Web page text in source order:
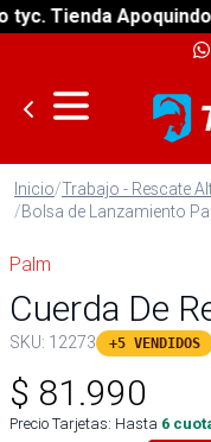
Tienda Apoquindo
Inicio/Trabajo - Rescate
/Bolsa de Lanzamiento
Palm
Cuerda De
SKU: 12273 +5 VENDIDOS
$ 81.990
Precio Tarjetas: Hasta 6